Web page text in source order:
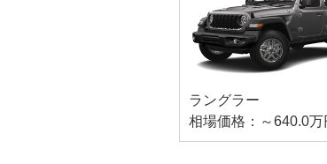
ラングラー
相場価格：～640.0万